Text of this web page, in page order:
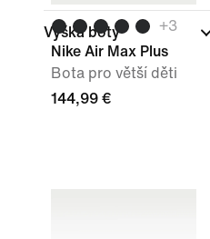
Výška boty +3
Nike Air Max Plus
Bota pro větší děti
144,99 €